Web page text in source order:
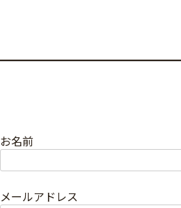
お名前
メールアドレス